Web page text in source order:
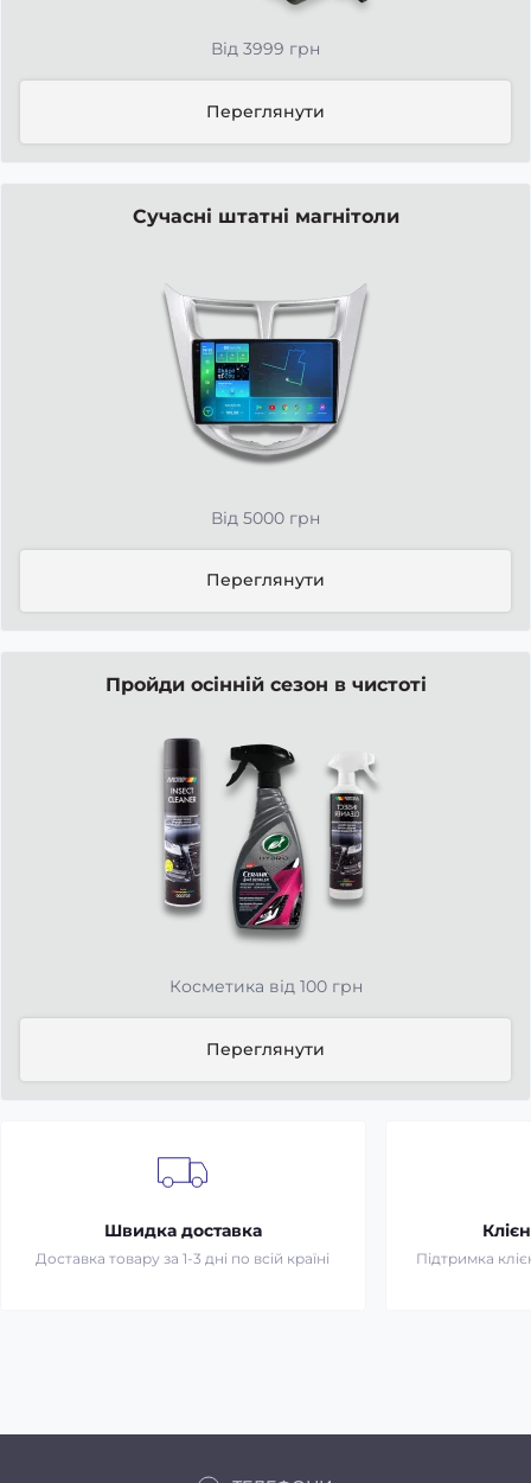
Від 3999 грн
Переглянути
Сучасні штатні магнітоли
Від 5000 грн
Переглянути
Пройди осінній сезон в чистоті
Косметика від 100 грн
Переглянути
Швидка доставка
Доставка товару за 1-3 дні по всій країні Підтримка